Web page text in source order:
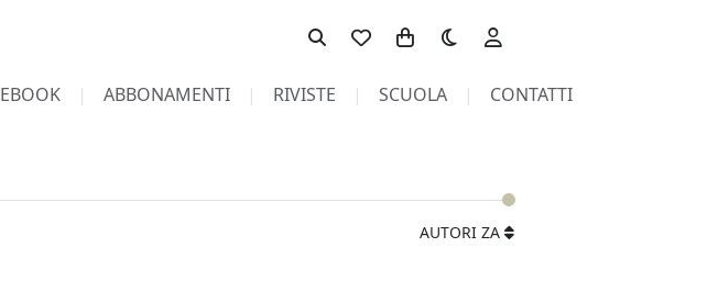
Toggle theme
EBOOK ABBONAMENTI RIVISTE SCUOLA CONTATTI
AUTORI ZA